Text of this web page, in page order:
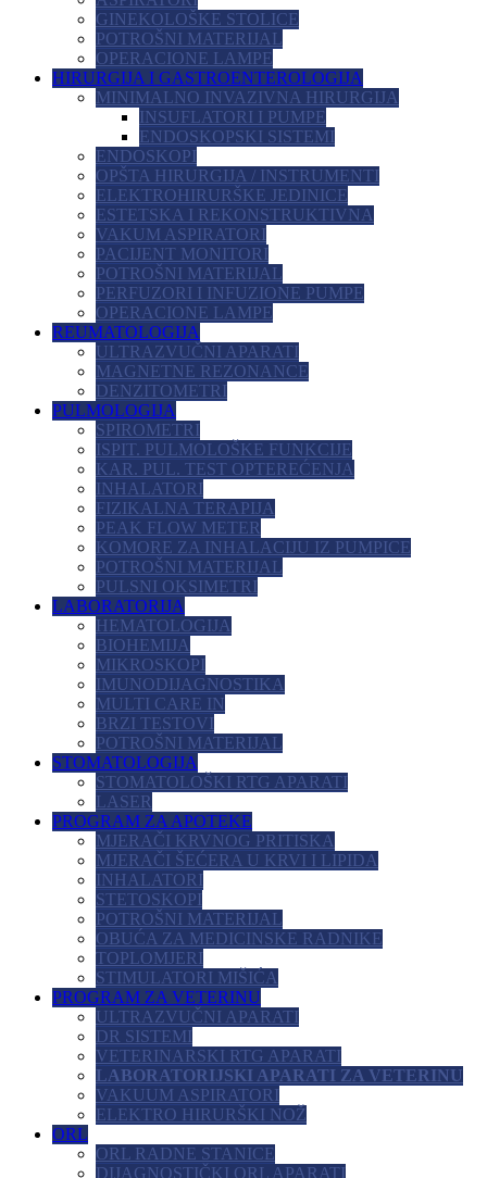
GINEKOLOŠKE STOLICE
POTROŠNI MATERIJAL
OPERACIONE LAMPE
HIRURGIJA I GASTROENTEROLOGIJA
MINIMALNO INVAZIVNA HIRURGIJA
INSUFLATORI I PUMPE
ENDOSKOPSKI SISTEMI
ENDOSKOPI
OPŠTA HIRURGIJA / INSTRUMENTI
ELEKTROHIRURŠKE JEDINICE
ESTETSKA I REKONSTRUKTIVNA
VAKUM ASPIRATORI
PACIJENT MONITORI
POTROŠNI MATERIJAL
PERFUZORI I INFUZIONE PUMPE
OPERACIONE LAMPE
REUMATOLOGIJA
ULTRAZVUČNI APARATI
MAGNETNE REZONANCE
DENZITOMETRI
PULMOLOGIJA
SPIROMETRI
ISPIT. PULMOLOŠKE FUNKCIJE
KAR. PUL. TEST OPTEREĆENJA
INHALATORI
FIZIKALNA TERAPIJA
PEAK FLOW METER
KOMORE ZA INHALACIJU IZ PUMPICE
POTROŠNI MATERIJAL
PULSNI OKSIMETRI
LABORATORIJA
HEMATOLOGIJA
BIOHEMIJA
MIKROSKOPI
IMUNODIJAGNOSTIKA
MULTI CARE IN
BRZI TESTOVI
POTROŠNI MATERIJAL
STOMATOLOGIJA
STOMATOLOŠKI RTG APARATI
LASER
PROGRAM ZA APOTEKE
MJERAČI KRVNOG PRITISKA
MJERAČI ŠEĆERA U KRVI I LIPIDA
INHALATORI
STETOSKOPI
POTROŠNI MATERIJAL
OBUĆA ZA MEDICINSKE RADNIKE
TOPLOMJERI
STIMULATORI MIŠIĆA
PROGRAM ZA VETERINU
ULTRAZVUČNI APARATI
DR SISTEMI
VETERINARSKI RTG APARATI
LABORATORIJSKI APARATI ZA VETERINU
VAKUUM ASPIRATORI
ELEKTRO HIRURŠKI NOŽ
ORL
ORL RADNE STANICE
DIJAGNOSTIČKI ORL APARATI